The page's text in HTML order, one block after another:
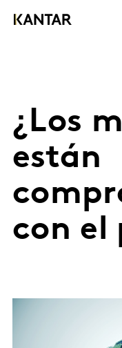
¿Los
están
con el